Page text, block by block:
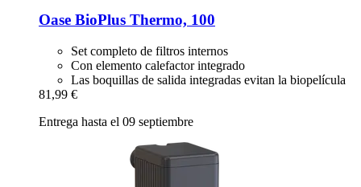
Oase BioPlus Thermo, 100
Set completo de filtros internos
Con elemento calefactor integrado
Las boquillas de salida integradas evitan la biopelícula
81,99 €
Entrega hasta el 09 septiembre